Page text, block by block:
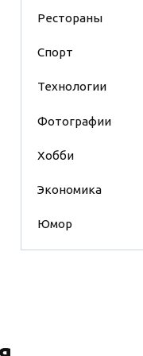
Рестораны
Спорт
Технологии
Фотографии
Хобби
Экономика
Юмор